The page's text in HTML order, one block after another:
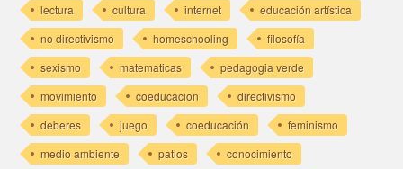
lectura
cultura internet
educación artística
no directivismo
homeschooling
filosofía
sexismo
matematicas
pedagogia verde
movimiento
coeducacion
directivismo
deberes
juego coeducación
feminismo
medio ambiente
patios
conocimiento